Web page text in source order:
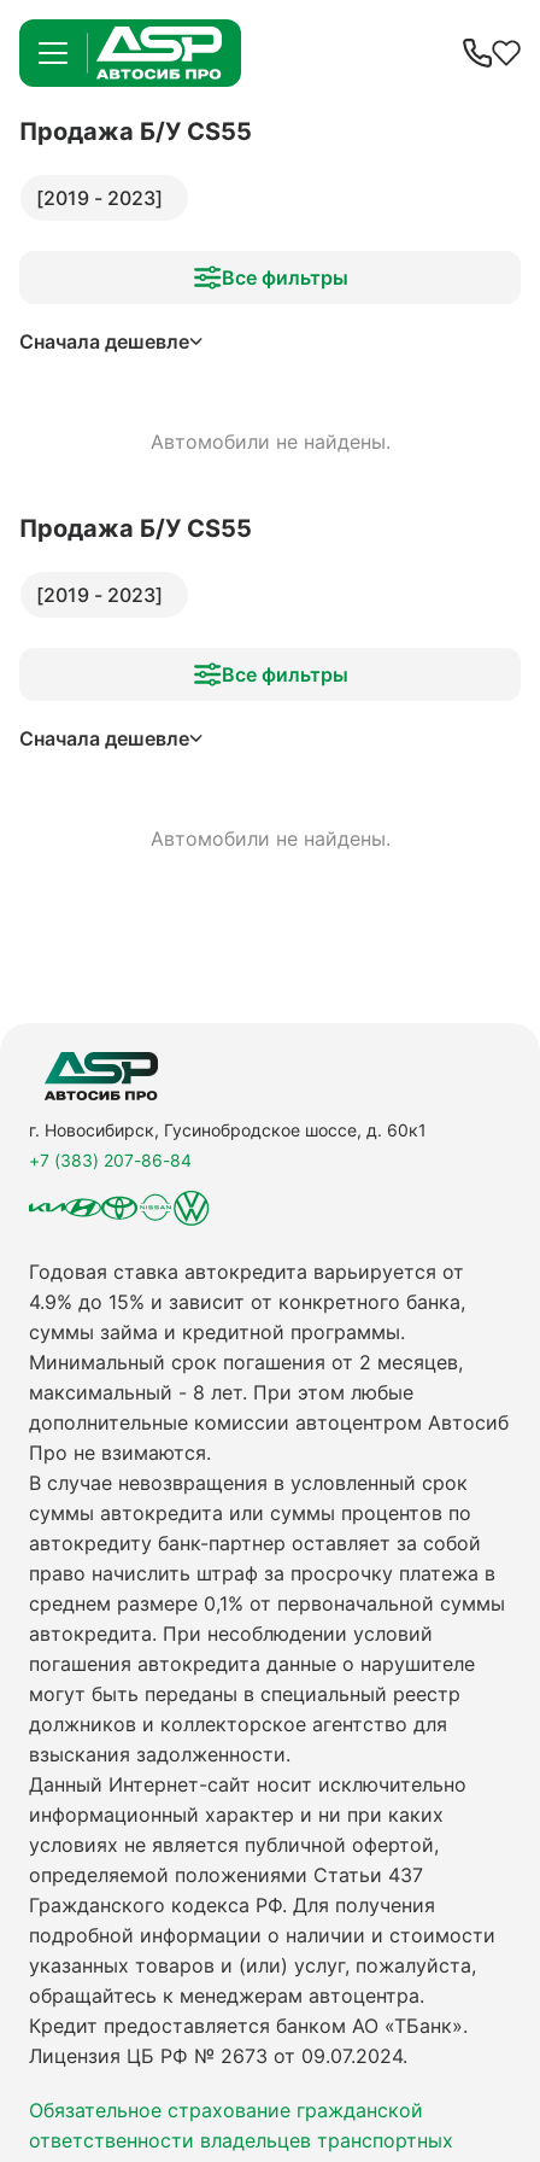
Продажа Б/У CS55
[2019 - 2023]
Все фильтры
Сначала дешевле
Автомобили не найдены.
Продажа Б/У CS55
[2019 - 2023]
Все фильтры
Сначала дешевле
Автомобили не найдены.
г. Новосибирск, Гусинобродское шоссе, д. 60к1
+7 (383) 207-86-84
Годовая ставка автокредита варьируется от
4.9% до 15% и зависит от конкретного банка,
суммы займа и кредитной программы.
Минимальный срок погашения от 2 месяцев,
максимальный - 8 лет. При этом любые
дополнительные комиссии автоцентром Автосиб
Про не взимаются.
В случае невозвращения в условленный срок
суммы автокредита или суммы процентов по
автокредиту банк-партнер оставляет за собой
право начислить штраф за просрочку платежа в
среднем размере 0,1% от первоначальной суммы
автокредита. При несоблюдении условий
погашения автокредита данные о нарушителе
могут быть переданы в специальный реестр
должников и коллекторское агентство для
взыскания задолженности.
Данный Интернет-сайт носит исключительно
информационный характер и ни при каких
условиях не является публичной офертой,
определяемой положениями Статьи 437
Гражданского кодекса РФ. Для получения
подробной информации о наличии и стоимости
указанных товаров и (или) услуг, пожалуйста,
обращайтесь к менеджерам автоцентра.
Кредит предоставляется банком АО «ТБанк».
Лицензия ЦБ РФ № 2673 от 09.07.2024.
Обязательное страхование гражданской
ответственности владельцев транспортных